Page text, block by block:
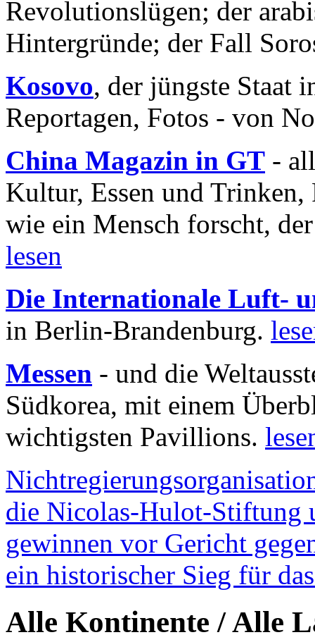
Revolutionslügen; der
Hintergründe; der Fall
Kosovo, der jüngste Staat
Reportagen, Fotos - von
China Magazin in GT -
Kultur, Essen und
wie ein Mensch forscht,
lesen
Die Internationale Luft-
in Berlin-Brandenburg.
Messen - und die
Südkorea, mit einem
wichtigsten Pavillions.
die Nicolas-Hulot-Stiftung
gewinnen vor Gericht
ein historischer Sieg für
Alle Kontinente / Alle